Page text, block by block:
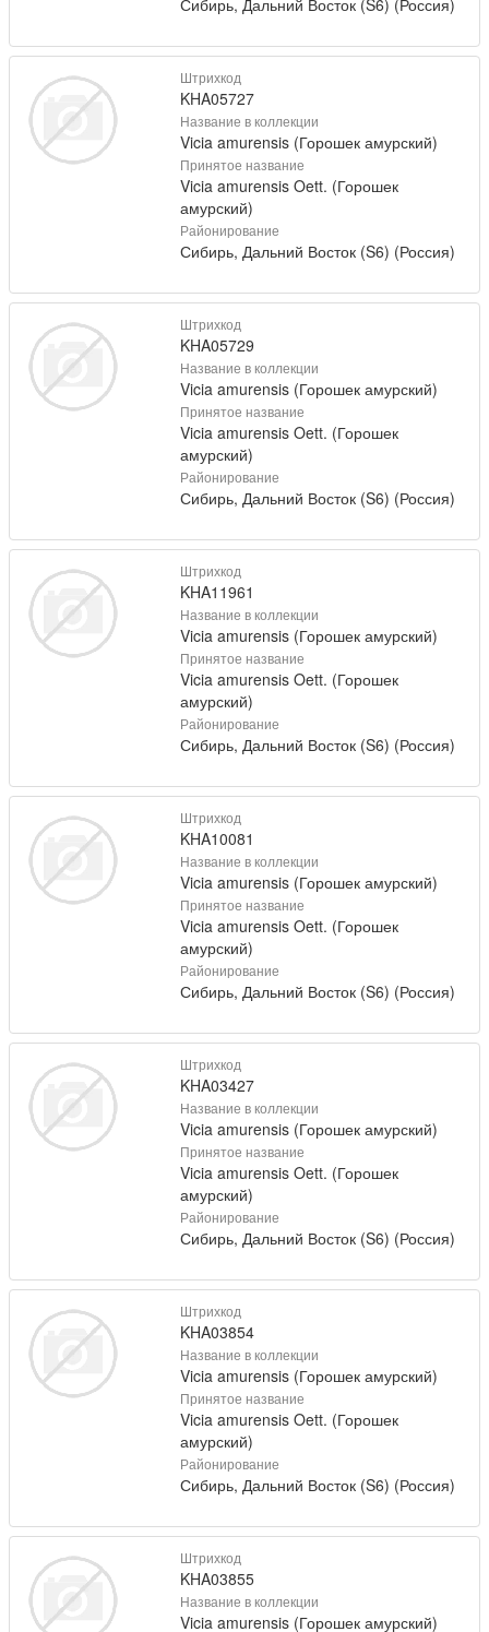
Сибирь, Дальний Восток (S6) (Россия)
Штрихкод
KHA05727
Название в коллекции
Vicia amurensis (Горошек амурский)
Принятое название
Vicia amurensis Oett. (Горошек
амурский)
Районирование
Сибирь, Дальний Восток (S6) (Россия)
Штрихкод
KHA05729
Название в коллекции
Vicia amurensis (Горошек амурский)
Принятое название
Vicia amurensis Oett. (Горошек
амурский)
Районирование
Сибирь, Дальний Восток (S6) (Россия)
Штрихкод
KHA11961
Название в коллекции
Vicia amurensis (Горошек амурский)
Принятое название
Vicia amurensis Oett. (Горошек
амурский)
Районирование
Сибирь, Дальний Восток (S6) (Россия)
Штрихкод
KHA10081
Название в коллекции
Vicia amurensis (Горошек амурский)
Принятое название
Vicia amurensis Oett. (Горошек
амурский)
Районирование
Сибирь, Дальний Восток (S6) (Россия)
Штрихкод
KHA03427
Название в коллекции
Vicia amurensis (Горошек амурский)
Принятое название
Vicia amurensis Oett. (Горошек
амурский)
Районирование
Сибирь, Дальний Восток (S6) (Россия)
Штрихкод
KHA03854
Название в коллекции
Vicia amurensis (Горошек амурский)
Принятое название
Vicia amurensis Oett. (Горошек
амурский)
Районирование
Сибирь, Дальний Восток (S6) (Россия)
Штрихкод
KHA03855
Название в коллекции
Vicia amurensis (Горошек амурский)